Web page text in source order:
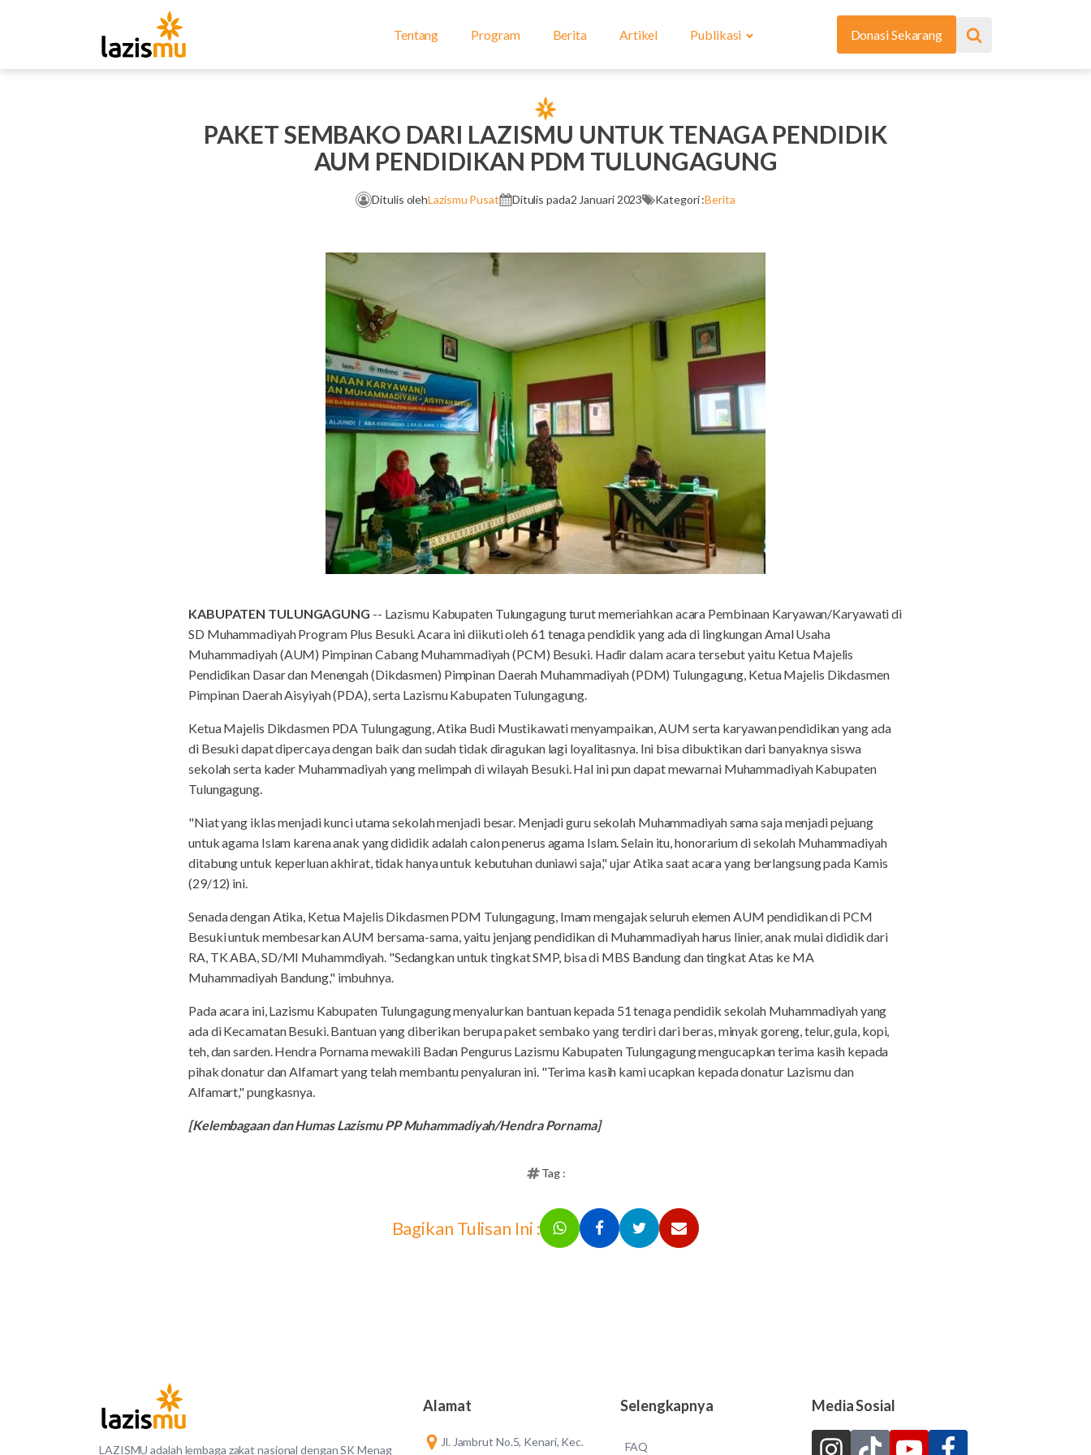
Tentang Program Berita Artikel Publikasi Donasi Sekarang
PAKET SEMBAKO DARI LAZISMU UNTUK TENAGA PENDIDIK
AUM PENDIDIKAN PDM TULUNGAGUNG
Ditulis olehLazismu Pusat Ditulis pada2 Januari 2023 Kategori :Berita
KABUPATEN TULUNGAGUNG -- Lazismu Kabupaten Tulungagung turut memeriahkan acara Pembinaan Karyawan/Karyawati di
SD Muhammadiyah Program Plus Besuki. Acara ini diikuti oleh 61 tenaga pendidik yang ada di lingkungan Amal Usaha
Muhammadiyah (AUM) Pimpinan Cabang Muhammadiyah (PCM) Besuki. Hadir dalam acara tersebut yaitu Ketua Majelis
Pendidikan Dasar dan Menengah (Dikdasmen) Pimpinan Daerah Muhammadiyah (PDM) Tulungagung, Ketua Majelis Dikdasmen
Pimpinan Daerah Aisyiyah (PDA), serta Lazismu Kabupaten Tulungagung.
Ketua Majelis Dikdasmen PDA Tulungagung, Atika Budi Mustikawati menyampaikan, AUM serta karyawan pendidikan yang ada
di Besuki dapat dipercaya dengan baik dan sudah tidak diragukan lagi loyalitasnya. Ini bisa dibuktikan dari banyaknya siswa
sekolah serta kader Muhammadiyah yang melimpah di wilayah Besuki. Hal ini pun dapat mewarnai Muhammadiyah Kabupaten
Tulungagung.
"Niat yang iklas menjadi kunci utama sekolah menjadi besar. Menjadi guru sekolah Muhammadiyah sama saja menjadi pejuang
untuk agama Islam karena anak yang dididik adalah calon penerus agama Islam. Selain itu, honorarium di sekolah Muhammadiyah
ditabung untuk keperluan akhirat, tidak hanya untuk kebutuhan duniawi saja," ujar Atika saat acara yang berlangsung pada Kamis
(29/12) ini.
Senada dengan Atika, Ketua Majelis Dikdasmen PDM Tulungagung, Imam mengajak seluruh elemen AUM pendidikan di PCM
Besuki untuk membesarkan AUM bersama-sama, yaitu jenjang pendidikan di Muhammadiyah harus linier, anak mulai dididik dari
RA, TK ABA, SD/MI Muhammdiyah. "Sedangkan untuk tingkat SMP, bisa di MBS Bandung dan tingkat Atas ke MA
Muhammadiyah Bandung," imbuhnya.
Pada acara ini, Lazismu Kabupaten Tulungagung menyalurkan bantuan kepada 51 tenaga pendidik sekolah Muhammadiyah yang
ada di Kecamatan Besuki. Bantuan yang diberikan berupa paket sembako yang terdiri dari beras, minyak goreng, telur, gula, kopi,
teh, dan sarden. Hendra Pornama mewakili Badan Pengurus Lazismu Kabupaten Tulungagung mengucapkan terima kasih kepada
pihak donatur dan Alfamart yang telah membantu penyaluran ini. "Terima kasih kami ucapkan kepada donatur Lazismu dan
Alfamart," pungkasnya.
[Kelembagaan dan Humas Lazismu PP Muhammadiyah/Hendra Pornama]
Tag :
Bagikan Tulisan Ini :
LAZISMU adalah lembaga zakat nasional dengan SK Menag
Alamat
Jl. Jambrut No.5, Kenari, Kec.
Selengkapnya
FAQ
Media Sosial